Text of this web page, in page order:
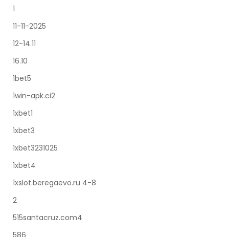
1
11-11-2025
12-14.11
16.10
1bet5
1win-apk.ci2
1xbet1
1xbet3
1xbet3231025
1xbet4
1xslot.beregaevo.ru 4-8
2
515santacruz.com4
586